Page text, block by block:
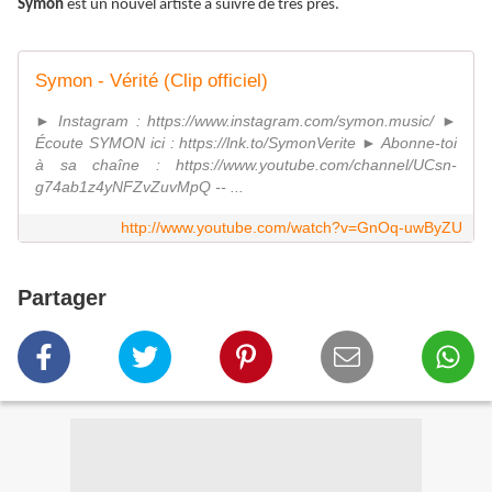
Symon est un nouvel artiste à suivre de très près.
Symon - Vérité (Clip officiel)
► Instagram : https://www.instagram.com/symon.music/ ►
Écoute SYMON ici : https://lnk.to/SymonVerite ► Abonne-toi
à sa chaîne : https://www.youtube.com/channel/UCsn-
g74ab1z4yNFZvZuvMpQ -- ...
http://www.youtube.com/watch?v=GnOq-uwByZU
Partager